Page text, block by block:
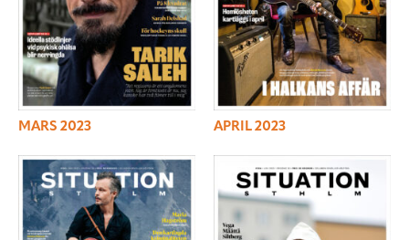
MARS 2023 APRIL 2023